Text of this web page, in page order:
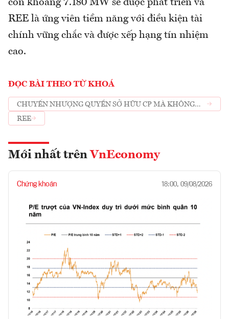
còn khoảng 7.180 MW sẽ được phát triển và
REE là ứng viên tiềm năng với điều kiện tài
chính vững chắc và được xếp hạng tín nhiệm
cao.
ĐỌC BÀI THEO TỪ KHOÁ
CHUYỂN NHƯỢNG QUYỀN SỞ HỮU CP MÀ KHÔNG
BÁO CÁO SSC
REE
Mới nhất trên VnEconomy
Chứng khoán 18:00, 09/08/2026